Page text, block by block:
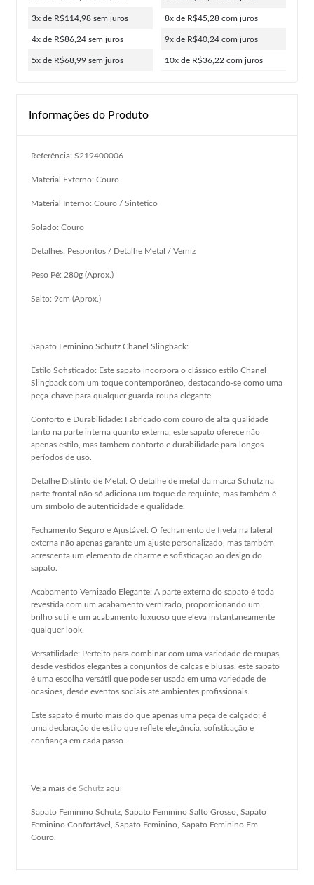
3x de R$114,98 sem juros
4x de R$86,24 sem juros
5x de R$68,99 sem juros
8x de R$45,28 com juros
9x de R$40,24 com juros
10x de R$36,22 com juros
Informações do Produto
Referência: S219400006
Material Externo: Couro
Material Interno: Couro / Sintético
Solado: Couro
Detalhes: Pespontos / Detalhe Metal / Verniz
Peso Pé: 280g (Aprox.)
Salto: 9cm (Aprox.)
Sapato Feminino Schutz Chanel Slingback:
Estilo Sofisticado: Este sapato incorpora o clássico estilo Chanel
Slingback com um toque contemporâneo, destacando-se como uma
peça-chave para qualquer guarda-roupa elegante.
Conforto e Durabilidade: Fabricado com couro de alta qualidade
tanto na parte interna quanto externa, este sapato oferece não
apenas estilo, mas também conforto e durabilidade para longos
períodos de uso.
Detalhe Distinto de Metal: O detalhe de metal da marca Schutz na
parte frontal não só adiciona um toque de requinte, mas também é
um símbolo de autenticidade e qualidade.
Fechamento Seguro e Ajustável: O fechamento de fivela na lateral
externa não apenas garante um ajuste personalizado, mas também
acrescenta um elemento de charme e sofisticação ao design do
sapato.
Acabamento Vernizado Elegante: A parte externa do sapato é toda
revestida com um acabamento vernizado, proporcionando um
brilho sutil e um acabamento luxuoso que eleva instantaneamente
qualquer look.
Versatilidade: Perfeito para combinar com uma variedade de roupas,
desde vestidos elegantes a conjuntos de calças e blusas, este sapato
é uma escolha versátil que pode ser usada em uma variedade de
ocasiões, desde eventos sociais até ambientes profissionais.
Este sapato é muito mais do que apenas uma peça de calçado; é
uma declaração de estilo que reflete elegância, sofisticação e
confiança em cada passo.
Veja mais de Schutz aqui
Sapato Feminino Schutz, Sapato Feminino Salto Grosso, Sapato
Feminino Confortável, Sapato Feminino, Sapato Feminino Em
Couro.